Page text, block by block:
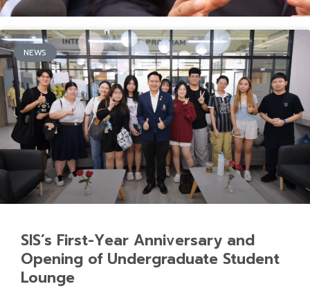
NEWS
SIS’s First-Year Anniversary and
Opening of Undergraduate Student
Lounge